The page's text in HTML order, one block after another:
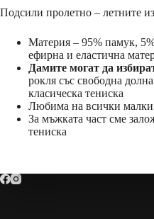
Подсили пролетно – летните
Материя – 95% памук,
ефирна и еластична
Дамите могат да
рокля със свободна
класическа тениска
Любима на всички малки
За мъжката част сме
тениска